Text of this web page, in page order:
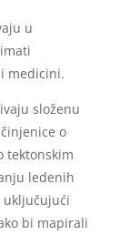
u
medicini.
složenu
o
tektonskim
ledenih
uključujući
bi mapirali